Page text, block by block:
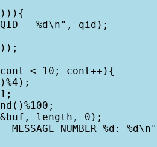
= %d\n", qid);
< 10; cont++){
length, 0);
MESSAGE NUMBER %d: